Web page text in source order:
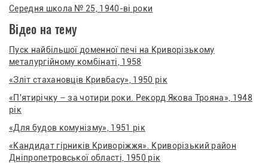
Середня школа № 25, 1940-ві роки
Відео на тему
Пуск найбільшої доменної печі на Криворізькому
металургійному комбінаті, 1958
«Зліт стахановців Кривбасу», 1950 рік
«П'ятирічку – за чотири роки. Рекорд Якова Трояна», 1948
рік
«Для будов комунізму», 1951 рік
«Кандидат гірників Криворіжжя». Криворізький район
Дніпропетровської області, 1950 рік